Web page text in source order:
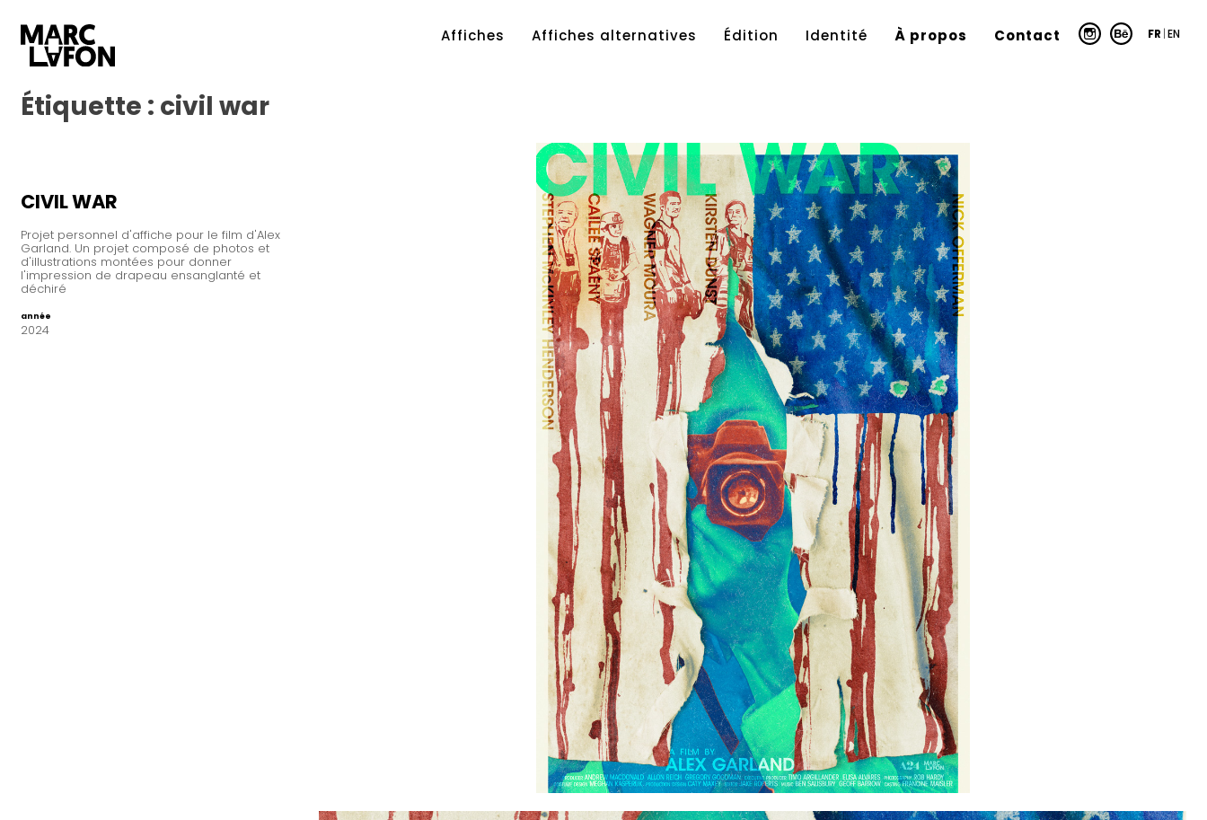
Affiches Affiches alternatives Édition Identité À propos Contact FR |EN
Étiquette : civil war
CIVIL WAR
Projet personnel d'affiche pour le film d'Alex
Garland. Un projet composé de photos et
d'illustrations montées pour donner
l'impression de drapeau ensanglanté et
déchiré
année
2024